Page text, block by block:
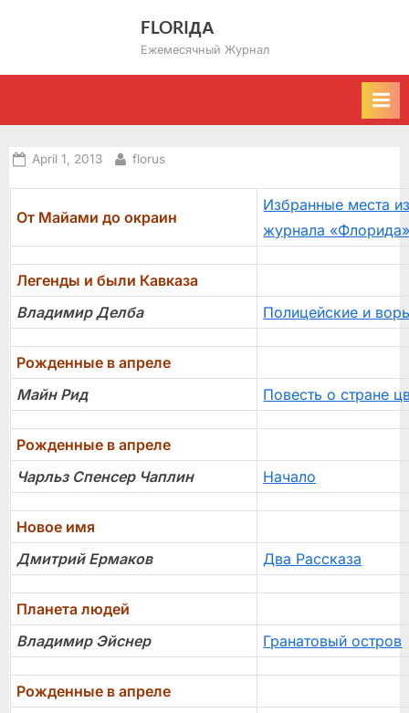
FLORIДА
Ежемесячный Журнал
Posted
April 1, 2013 By
florus
От Майами до окраин
Избранные места
журнала
Легенды и были Кавказа
Владимир Делба
Полицейские и
Рожденные в апреле
Майн Рид
Повесть о стране
Рожденные в апреле
Чарльз Спенсер Чаплин
Начало
Новое имя
Дмитрий Ермаков
Два Рассказа
Планета людей
Владимир Эйснер
Гранатовый остров
Рожденные в апреле